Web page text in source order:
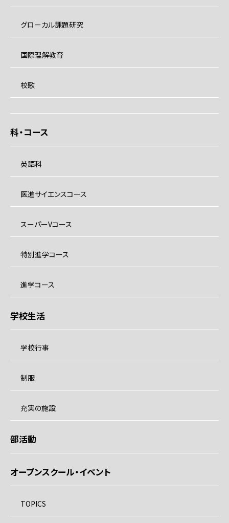
グローカル課題研究
国際理解教育
校歌
科・コース
英語科
医進サイエンスコース
スーパーVコース
特別進学コース
進学コース
学校生活
学校行事
制服
充実の施設
部活動
オープンスクール・イベント
TOPICS